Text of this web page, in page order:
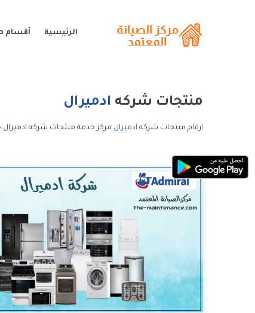
الرئيسية أقسام
منتجات شركه ادميرال
ارقام منتجات شركه ادميرال مركز خدمة منتجات شركه